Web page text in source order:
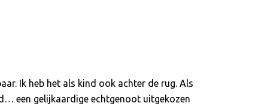
Ik heb het als kind ook achter de rug. Als
een gelijkaardige echtgenoot uitgekozen